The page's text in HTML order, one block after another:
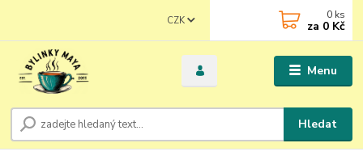
Menu
CZK
Hledat
0 ks
za 0 Kč